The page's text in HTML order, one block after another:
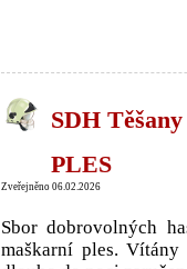
SDH
PLES
Zveřejněno 06.02.2026
Sbor dobrovolných
maškarní ples.